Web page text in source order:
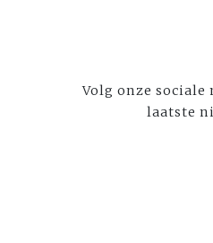
Volg onze sociale
laatste